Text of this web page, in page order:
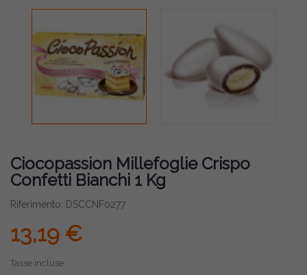
Ciocopassion Millefoglie Crispo
Confetti Bianchi 1 Kg
Riferimento: DSCCNF0277
13,19 €
Tasse incluse